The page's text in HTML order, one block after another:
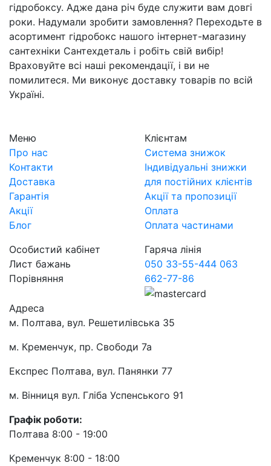
гідробоксу. Адже дана річ буде служити вам довгі
роки. Надумали зробити замовлення? Переходьте в
асортимент гідробокс нашого інтернет-магазину
сантехніки Сантехдеталь і робіть свій вибір!
Враховуйте всі наші рекомендації, і ви не
помилитеся. Ми виконує доставку товарів по всій
Україні.
Меню
Про нас
Контакти
Доставка
Гарантія
Акції
Блог
Клієнтам
Система знижок
Індивідуальні знижки
для постійних клієнтів
Акції та пропозиції
Оплата
Оплата частинами
Особистий кабінет
Лист бажань
Порівняння
Гаряча лінія
050 33-55-444 063
662-77-86
Адреса
м. Полтава, вул. Решетилівська 35
м. Кременчук, пр. Свободи 7а
Експрес Полтава, вул. Панянки 77
м. Вінниця вул. Гліба Успенського 91
Графік роботи:
Полтава 8:00 - 19:00
Кременчук 8:00 - 18:00